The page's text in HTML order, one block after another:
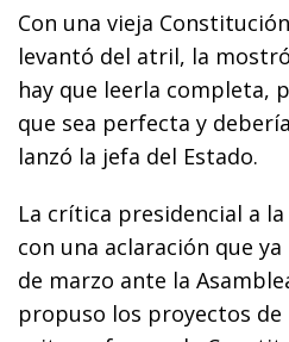
Con una vieja
levantó del atril, la
hay que leerla completa,
que sea perfecta y
lanzó la jefa del Estado.
La crítica presidencial a
con una aclaración que
de marzo ante la
propuso los proyectos